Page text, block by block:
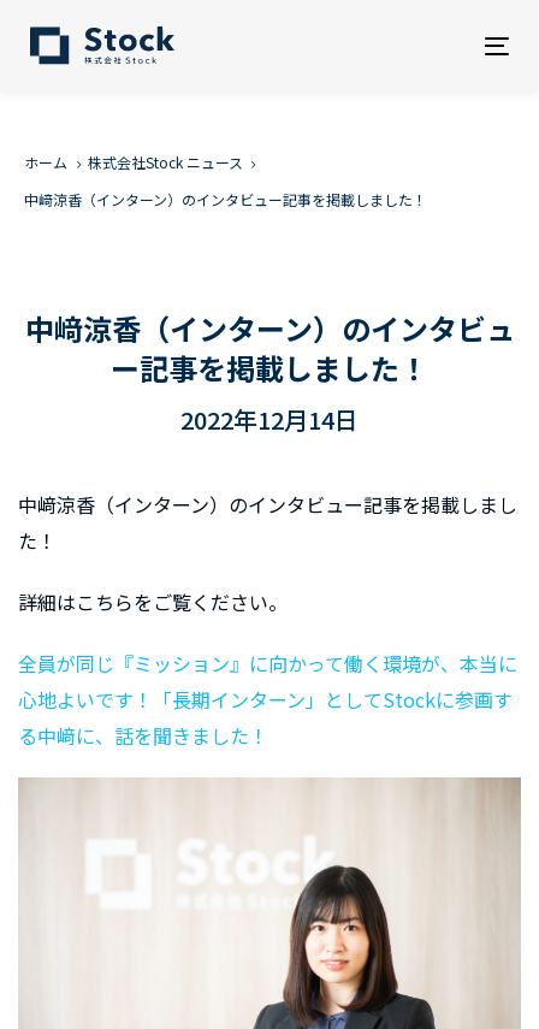
ホーム
株式会社Stock ニュース
中﨑涼香（インターン）のインタビュー記事を掲載しました！
中﨑涼香（インターン）のインタビュ
ー記事を掲載しました！
2022年12月14日
中﨑涼香（インターン）のインタビュー記事を掲載しまし
た！
詳細はこちらをご覧ください。
全員が同じ『ミッション』に向かって働く環境が、本当に
心地よいです！「長期インターン」としてStockに参画す
る中﨑に、話を聞きました！